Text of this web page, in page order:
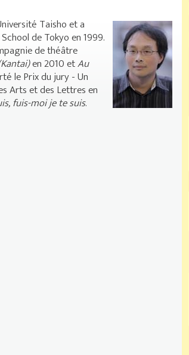
Taisho et a
de Tokyo en 1999.
de théâtre
en 2010 etAu
le Prix du jury - Un
Arts et des Lettres en
fuis-moi je te suis.